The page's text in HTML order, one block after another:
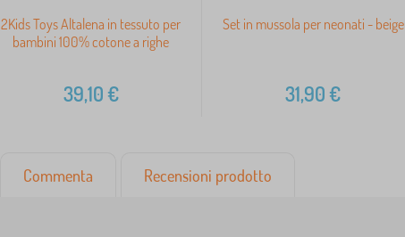
2Kids Toys Altalena in tessuto per
bambini 100% cotone a righe
39,10€
Set in mussola per neonati - beige
31,90€
Commenta Recensioni prodotto